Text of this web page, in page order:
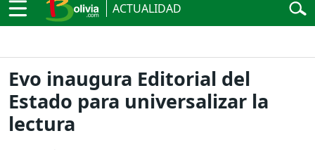
ACTUALIDAD
Evo inaugura Editorial del
Estado para universalizar la
lectura